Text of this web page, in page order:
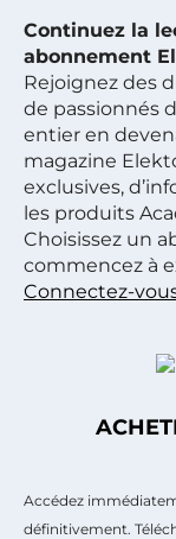
Continuez la
abonnement
Rejoignez des
de passionnés
entier en
magazine
exclusives,
les produits
Choisissez un
commencez à
Connectez-
Accédez
définitivement.